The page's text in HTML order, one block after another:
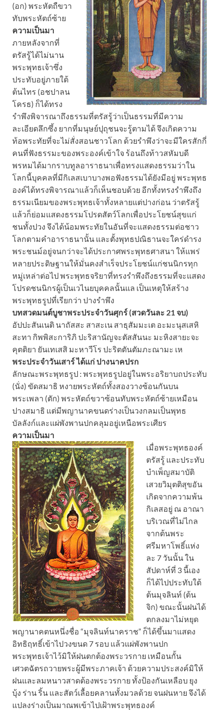
(อก) พระหัตถืขวา
ทับพระหัตถ์ซ้าย
ความเป็นมา
ภายหลังจากที่
ตรัสรู้ได้ไม่นาน
พระพุทธเจ้าซึ่ง
ประทับอยู่ภายใต้
ต้นไทร (อชปาลน
โครธ) ก็ได้ทรง
รำพึงพิจารณาถึงธรรมที่ตรัสรู้ว่าเป็นธรรมที่มีความ
ละเอียดลึกซึ้ง ยากที่มนุษย์ปุถุชนจะรู้ตามได้ จึงเกิดความ
ท้อพระทัยที่จะไม่สั่งสอนชาวโลก ด้วยรำพึงว่าจะมีใครสักกี่
คนที่ฟังธรรมะของพระองค์เข้าใจ ร้อนถึงท้าวสหัมบดี
พรหมได้มากราบทูลอาราธนาเพื่อทรงแสดงธรรมว่าใน
โลกนี้บุคคลที่มีกิเลสเบาบางพอฟังธรรมได้ยังมีอยู่ พระพุทธ
องค์ได้ทรงพิจารณาแล้วก็เห็นชอบด้วย อีกทั้งทรงรำพึงถึง
ธรรมเนียมของพระพุทธเจ้าทั้งหลายแต่ปางก่อน ว่าตรัสรู้
แล้วก็ย่อมแสดงธรรมโปรดสัตว์โลกเพื่อประโยชน์สุขแก่
ชนทั้งปวง จึงได้น้อมพระทัยในอันที่จะแสดงธรรมต่อชาว
โลกตามคำอาราธนานั้น และตั้งพุทธปณิธานจะใคร่ดำรง
พระชนม์อยู่จนกว่าจะได้ประกาศพระพุทธศาสนา ให้แพร่
หลายประดิษฐานให้มั่นคงสำเร็จประโยชน์แก่ชนนิกรทุก
หมู่เหล่าต่อไป พระพุทธจริยาที่ทรงรำพึงถึงธรรมที่จะแสดง
โปรดชนนิกรผู้เป็นเวไนยบุคคลนั้นแล เป็นเหตุให้สร้าง
พระพุทธรูปที่เรียกว่า ปางรำพึง
บทสวดมนต์บูชาพระประจำวันศุกร์ (สวดวันละ 21 จบ)
อัปปะสันเนติ นาถัสสะ สาสะเน สาธุสัมมะเต อะมะนุสเสหิ
สะทา กิพพิสะการิภิ ปะริสานัญจะตัสสันนะ มะหิงสายะจะ
คุตติยา ยันเทเสสิ มะหาวีโร ปะริตตันตัมภะณามะ เห
พระประจำวันเสาร์ ได้แก่ ปางนาคปรก
ลักษณะพระพุทธรูป : พระพุทธรูปอยู่ในพระอริยาบถประทับ
(นั่ง) ขัดสมาธิ หงายพระหัตถ์ทั้งสองวางซ้อนกันบน
พระเพลา (ตัก) พระหัตถ์ขวาซ้อนทับพระหัตถ์ซ้ายเหมือน
ปางสมาธิ แต่มีพญานาคขนดร่างเป็นวงกลมเป็นพุทธ
บัลลังก์และแผ่พังพานปกคลุมอยู่เหนือพระเศียร
ความเป็นมา
เมื่อพระพุทธองค์
ตรัสรู้ และประทับ
บำเพ็ญสมาบัติ
เสวยวิมุตติสุขอัน
เกิดจากความพ้น
กิเลสอยู่ ณ อาณา
บริเวณที่ไม่ไกล
จากต้นพระ
ศรีมหาโพธิ์แห่ง
ละ 7 วันนั้น ใน
สัปดาห์ที่ 3 นี้เอง
ก็ได้ไปประทับใต้
ต้นมุจลินท์ (ต้น
จิก) ขณะนั้นฝนได้
ตกลงมาไม่หยุด
พญานาคตนหนึ่งชื่อ “มุจลินท์นาคราช” ก็ได้ขึ้นมาแสดง
อิทธิฤทธิ์เข้าไปวงขนด 7 รอบ แล้วแผ่พังพานปก
พระพุทธเจ้าไว้มิให้ฝนตกต้องพระวรกาย เหมือนกั้น
เศวตฉัตรถวายพระผู้มีพระภาคเจ้า ด้วยความประสงค์มิให้
ฝนและลมหนาวสาดต้องพระวรกาย ทั้งป้องกันเหลือบ ยุง
บุ้ง ร่าน ริ้น และสัตว์เลื้อยคลานทั้งมวลด้วย จนฝนหาย จึงได้
แปลงร่างเป็นมาณพเข้าไปเฝ้าพระพุทธองค์